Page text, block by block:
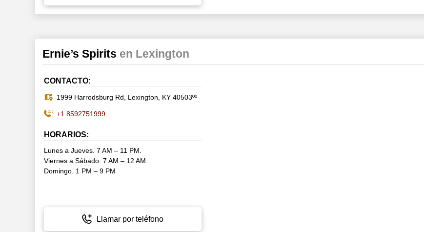
Ernie’s Spirits en Lexington
CONTACTO:
1999 Harrodsburg Rd, Lexington, KY 40503ºº
+1 8592751999
HORARIOS:
Lunes a Jueves. 7 AM – 11 PM.
Viernes a Sábado. 7 AM – 12 AM.
Domingo. 1 PM – 9 PM
Llamar por teléfono